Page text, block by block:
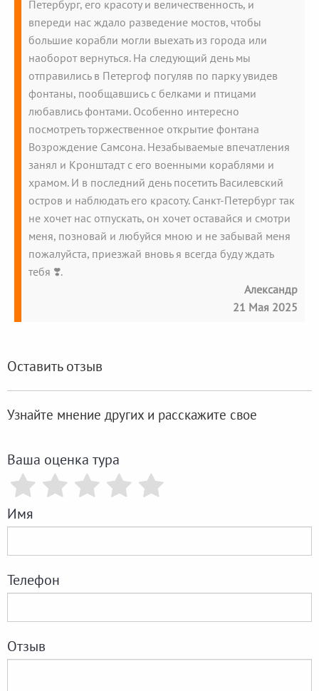
Петербург, его красоту и величественность, и
впереди нас ждало разведение мостов, чтобы
большие корабли могли выехать из города или
наоборот вернуться. На следующий день мы
отправились в Петергоф погуляв по парку увидев
фонтаны, пообщавшись с белками и птицами
любавлись фонтами. Особенно интересно
посмотреть торжественное открытие фонтана
Возрождение Самсона. Незабываемые впечатления
занял и Кронштадт с его военными кораблями и
храмом. И в последний день посетить Василевский
остров и наблюдать его красоту. Санкт-Петербург так
не хочет нас отпускать, он хочет оставайся и смотри
меня, позновай и любуйся мною и не забывай меня
пожалуйста, приезжай вновь я всегда буду ждать
тебя ❣️.
Александр
21 Мая 2025
Оставить отзыв
Узнайте мнение других и расскажите свое
Ваша оценка тура
Имя
Телефон
Отзыв